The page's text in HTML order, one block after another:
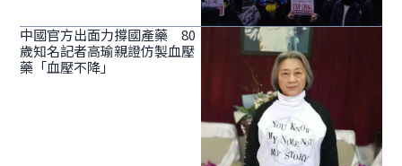
中國官方出面力撐國產藥 80
歲知名記者高瑜親證仿製血壓
藥「血壓不降」